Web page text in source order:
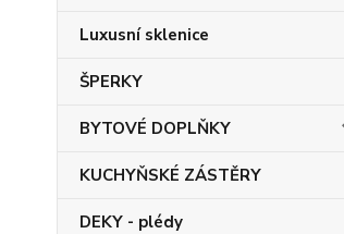
Luxusní sklenice
ŠPERKY
BYTOVÉ DOPLŇKY
KUCHYŇSKÉ ZÁSTĚRY
DEKY - plédy